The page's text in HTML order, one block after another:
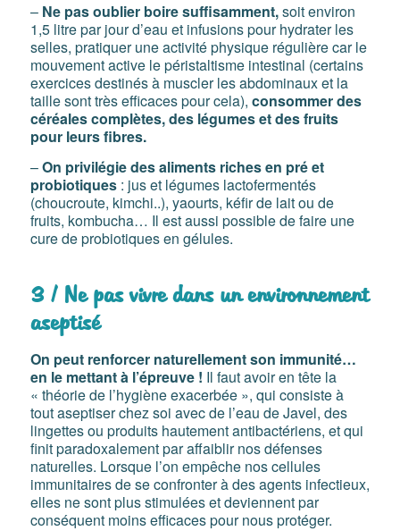
– Ne pas oublier boire suffisamment,soit environ
1,5 litre par jour d’eau et infusions pour hydrater les
selles, pratiquer une activité physique régulière car le
mouvement active le péristaltisme intestinal (certains
exercices destinés à muscler les abdominaux et la
taille sont très efficaces pour cela), consommer des
céréales complètes, des légumes et des fruits
pour leurs fibres.
–On privilégie des aliments riches en pré et
probiotiques : jus et légumes lactofermentés
(choucroute, kimchi..), yaourts, kéfir de lait ou de
fruits, kombucha… Il est aussi possible de faire une
cure de probiotiques en gélules.
3 / Ne pas vivre dans un environnement
aseptisé
On peut renforcer naturellement son immunité…
en le mettant à l’épreuve ! Il faut avoir en tête la
« théorie de l’hygiène exacerbée », qui consiste à
tout aseptiser chez soi avec de l’eau de Javel, des
lingettes ou produits hautement antibactériens, et qui
finit paradoxalement par affaiblir nos défenses
naturelles. Lorsque l’on empêche nos cellules
immunitaires de se confronter à des agents infectieux,
elles ne sont plus stimulées et deviennent par
conséquent moins efficaces pour nous protéger.